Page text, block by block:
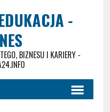
-
BIZNESU I KARIERY -